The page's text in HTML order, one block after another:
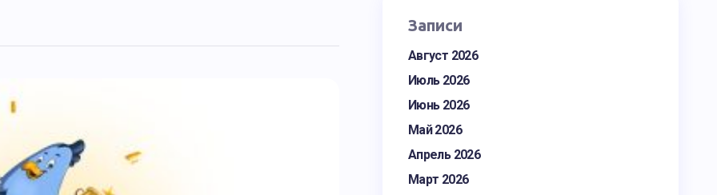
Записи
Август 2026
Июль 2026
Июнь 2026
Май 2026
Апрель 2026
Март 2026